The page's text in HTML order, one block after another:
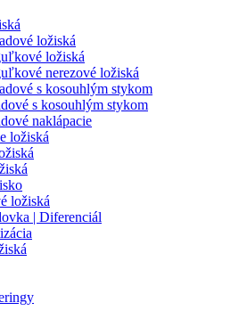
ložiská
ložiská
nerezové ložiská
s kosouhlým stykom
s kosouhlým stykom
naklápacie
ložiská
ložiská
| Diferenciál